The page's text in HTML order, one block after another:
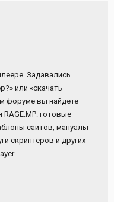
Задавались
или «скачать
форуме вы найдете
готовые
сайтов, мануалы
скриптеров и других